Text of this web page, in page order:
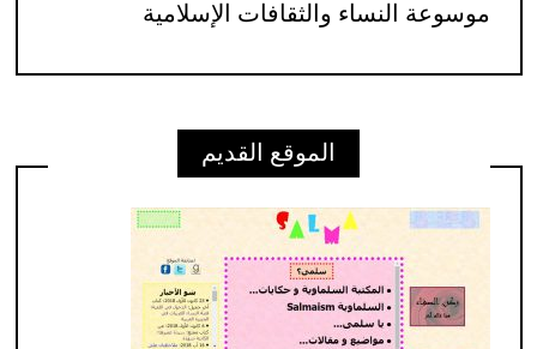
موسوعة النساء والثقافات الإسلامية
الموقع القديم